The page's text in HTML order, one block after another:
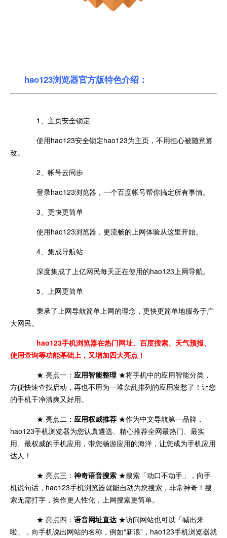
hao123浏览器官方版特色介绍：
1、主页安全锁定
使用hao123安全锁定hao123为主页，不用担心被随意篡
改。
2、帐号云同步
登录hao123浏览器，一个百度帐号帮你搞定所有事情。
3、更快更简单
使用hao123浏览器，更流畅的上网体验从这里开始。
4、集成导航站
深度集成了上亿网民每天正在使用的hao123上网导航。
5、上网更简单
秉承了上网导航简单上网的理念，更快更简单地服务于广
大网民。
hao123手机浏览器在热门网址、百度搜索、天气预报、
使用查询等功能基础上，又增加四大亮点！
★ 亮点一： 应用智能整理 ★将手机中的应用智能分类，
方便快速查找启动，再也不用为一堆杂乱排列的应用发愁了！让您
的手机干净清爽又好用。
★ 亮点二： 应用权威推荐 ★作为中文导航第一品牌，
hao123手机浏览器为您认真遴选、精心推荐全网最热门、最实
用、最权威的手机应用，带您畅游应用的海洋，让您成为手机应用
达人！
★ 亮点三： 神奇语音搜索 ★搜索「动口不动手」，向手
机说句话，hao123手机浏览器就能自动为您搜索，非常神奇！搜
索无需打字，操作更人性化，上网搜索更简单。
★ 亮点四： 语音网址直达 ★访问网站也可以「喊出来
啦」，向手机说出网站的名称，例如“新浪”，hao123手机浏览器就